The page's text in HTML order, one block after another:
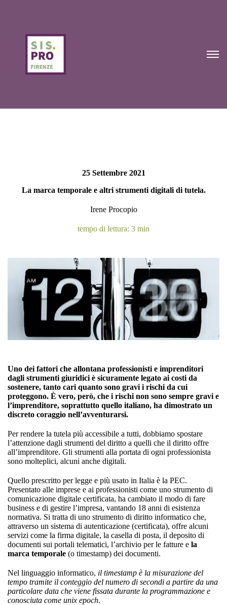
25 Settembre 2021
La marca temporale e altri strumenti digitali di tutela.
Irene Procopio
tempo di lettura: 3 min
Uno dei fattori che allontana professionisti e imprenditori
dagli strumenti giuridici è sicuramente legato ai costi da
sostenere, tanto cari quanto sono gravi i rischi da cui
proteggono. È vero, però, che i rischi non sono sempre gravi e
l’imprenditore, soprattutto quello italiano, ha dimostrato un
discreto coraggio nell’avventurarsi.
Per rendere la tutela più accessibile a tutti, dobbiamo spostare
l’attenzione dagli strumenti del diritto a quelli che il diritto offre
all’imprenditore. Gli strumenti alla portata di ogni professionista
sono molteplici, alcuni anche digitali.
Quello prescritto per legge e più usato in Italia è la PEC.
Presentato alle imprese e ai professionisti come uno strumento di
comunicazione digitale certificata, ha cambiato il modo di fare
business e di gestire l’impresa, vantando 18 anni di esistenza
normativa. Si tratta di uno strumento di diritto informatico che,
attraverso un sistema di autenticazione (certificata), offre alcuni
servizi come la firma digitale, la casella di posta, il deposito di
documenti sui portali telematici, l’archivio per le fatture e la
marca temporale (o timestamp) dei documenti.
Nel linguaggio informatico, il timestamp è la misurazione del
tempo tramite il conteggio del numero di secondi a partire da una
particolare data che viene fissata durante la programmazione e
conosciuta come unix epoch.